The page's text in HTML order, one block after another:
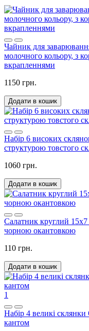
Чайник для
молочного кольору, з
вкрапленнями
1150 грн.
Додати в кошик
Набір 6 високих
структурою товстого
1060 грн.
Додати в кошик
Салатник круглий 15х7
чорною окантовкою
110 грн.
Додати в кошик
1
Набір 4 великі
кантом